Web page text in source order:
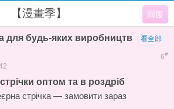
回復
【漫畫季】
для будь-яких виробництв 看全部
6#
оптом та в роздріб
стрічка — замовити зараз